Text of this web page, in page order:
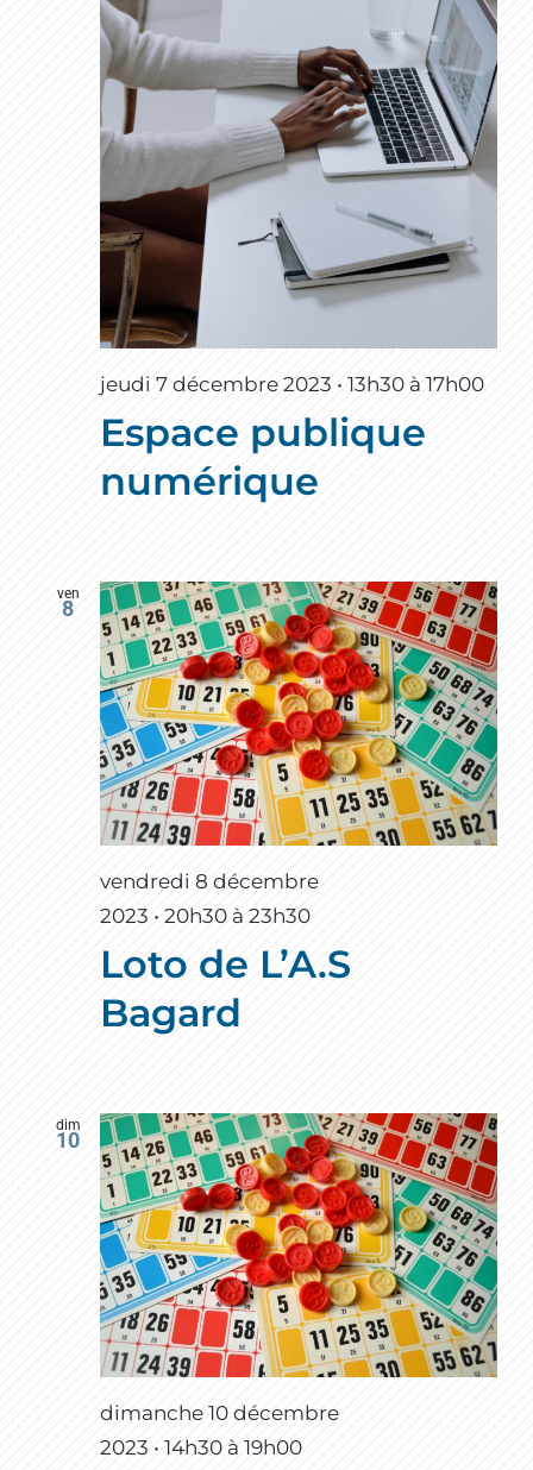
jeudi 7 décembre 2023 • 13h30 à17h00
Espace publique
numérique
ven
8
vendredi 8 décembre
2023 • 20h30 à23h30
Loto de L’A.S
Bagard
dim
10
dimanche 10 décembre
2023 • 14h30 à 19h00